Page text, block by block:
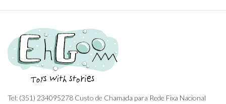
Tel: (351) 234095278 Custo de Chamada para Rede Fixa Nacional